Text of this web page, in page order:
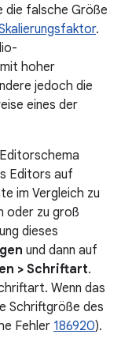
die falsche Größe
.
hoher
jedoch die
eines der
Editors auf
im Vergleich zu
oder zu groß
dieses
und dann auf
> Schriftart.
Wenn das
Schriftgröße des
Fehler 186920).